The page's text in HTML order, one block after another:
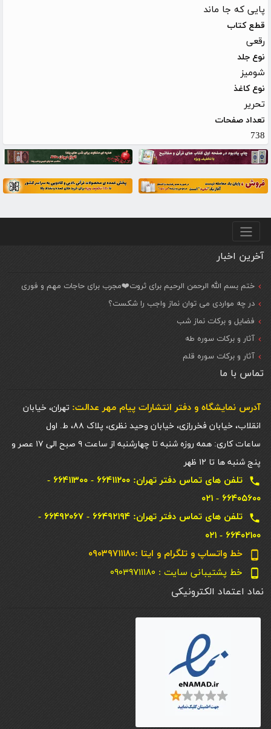
پایی که جا ماند
قطع کتاب
رقعی
نوع جلد
شومیز
نوع کاغذ
تحریر
تعداد صفحات
738
منو پایین
آخرین اخبار
ختم بسم الله الرحمن الرحیم برای ثروت❤️مجرب برای حاجات مهم و فوری
در چه مواردی می توان نماز واجب را شکست؟
فضایل و برکات نماز شب
آثار و برکات سوره طه
آثار و برکات سوره قلم
تماس با ما
آدرس نمایشگاه و دفتر انتشارات پيام مهر عدالت: تهران، خیابان
انقلاب، خیابان فخررازی، خیابان وحید نظری، پلاک ۸۸، ط. اول
ساعات کاری: همه روزه شنبه تا چهارشنبه از ساعت ۹ صبح الی ۱۷ عصر و
پنج شنبه ها تا ۱۲ ظهر
local_phone
تلفن های تماس دفتر تهران: ۶۶۴۱۱۲۰۰ - ۶۶۴۱۱۳۰۰ -
۶۶۴۰۵۶۰۰ - ۰۲۱
local_phone
تلفن های تماس دفتر تهران: ۶۶۴۹۲۱۹۴ - ۶۶۴۹۲۰۶۷ -
۶۶۴۰۲۱۰۰ - ۰۲۱
phone_android خط واتساپ و تلگرام و ایتا :۰۹۰۳۹۷۱۱۱۸۰
phone_android خط پشتیبانی سایت : ۰۹۰۳۹۷۱۱۱۸۰
نماد اعتماد الکترونیکی